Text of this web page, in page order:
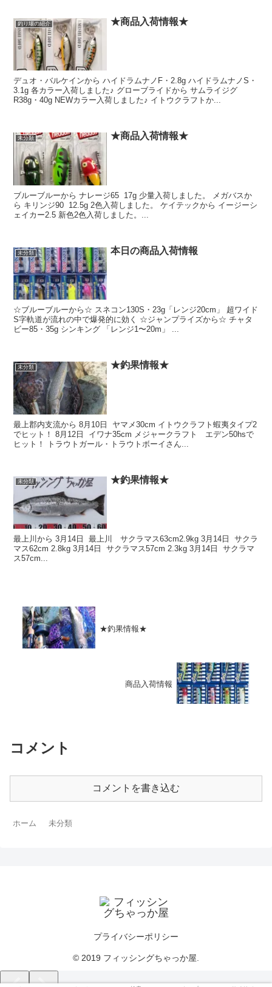
釣り場の紹介 ★商品入荷情報★
デュオ・バルケインから ハイドラムナノF・2.8g ハイドラムナノS・
3.1g 各カラー入荷しました♪ グローブライドから サムライジグ
R38g・40g NEWカラー入荷しました♪ イトウクラフトか...
未分類 ★商品入荷情報★
ブルーブルーから ナレージ65 17g 少量入荷しました。 メガバスか
ら キリンジ90 12.5g 2色入荷しました。 ケイテックから イージーシ
ェイカー2.5 新色2色入荷しました。...
未分類 本日の商品入荷情報
☆ブルーブルーから☆ スネコン130S・23g「レンジ20cm」 超ワイド
S字軌道が流れの中で爆発的に効く ☆ジャンプライズから☆ チャタ
ビー85・35g シンキング 「レンジ1〜20m」 ...
未分類 ★釣果情報★
最上郡内支流から 8月10日 ヤマメ30cm イトウクラフト蝦夷タイプ2
でヒット！ 8月12日 イワナ35cm メジャークラフト エデン50hsで
ヒット！ トラウトガール・トラウトボーイさん...
未分類 ★釣果情報★
最上川から 3月14日 最上川 サクラマス63cm2.9kg 3月14日 サクラ
マス62cm 2.8kg 3月14日 サクラマス57cm 2.3kg 3月14日 サクラマ
ス57cm...
★釣果情報★
商品入荷情報
コメント
コメントを書き込む
ホーム 未分類
プライバシーポリシー
© 2019 フィッシングちゃっか屋.